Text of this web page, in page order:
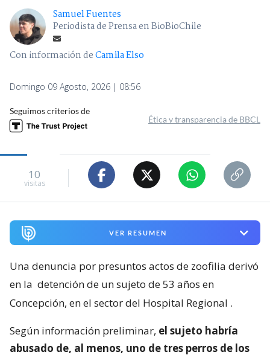
Samuel Fuentes
Periodista de Prensa en BioBioChile
Con información deCamila Elso
Domingo 09 Agosto, 2026 | 08:56
Seguimos criterios de
Ética y transparencia de BBCL
10
visitas
VER RESUMEN
Una denuncia por presuntos actos de zoofilia derivó
en la detención de un sujeto de 53 años en
Concepción, en el sector del Hospital Regional .
Según información preliminar, el sujeto habría
abusado de, al menos, uno de tres perros de los